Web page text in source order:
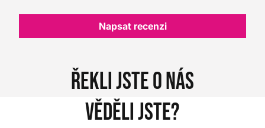
Napsat recenzi
Řekli jste o nás
Věděli jste?